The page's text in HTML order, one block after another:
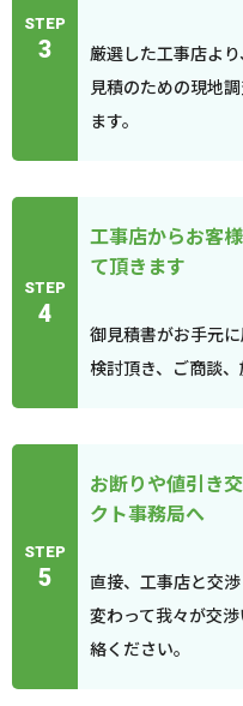
STEP
3
厳選した工事店よ
見積のための現地
ます。
STEP
4
工事店からお客
て頂きます
御見積書がお手元
検討頂き、ご商談、
STEP
5
お断りや値引き
クト事務局へ
直接、工事店と交
変わって我々が交
絡ください。